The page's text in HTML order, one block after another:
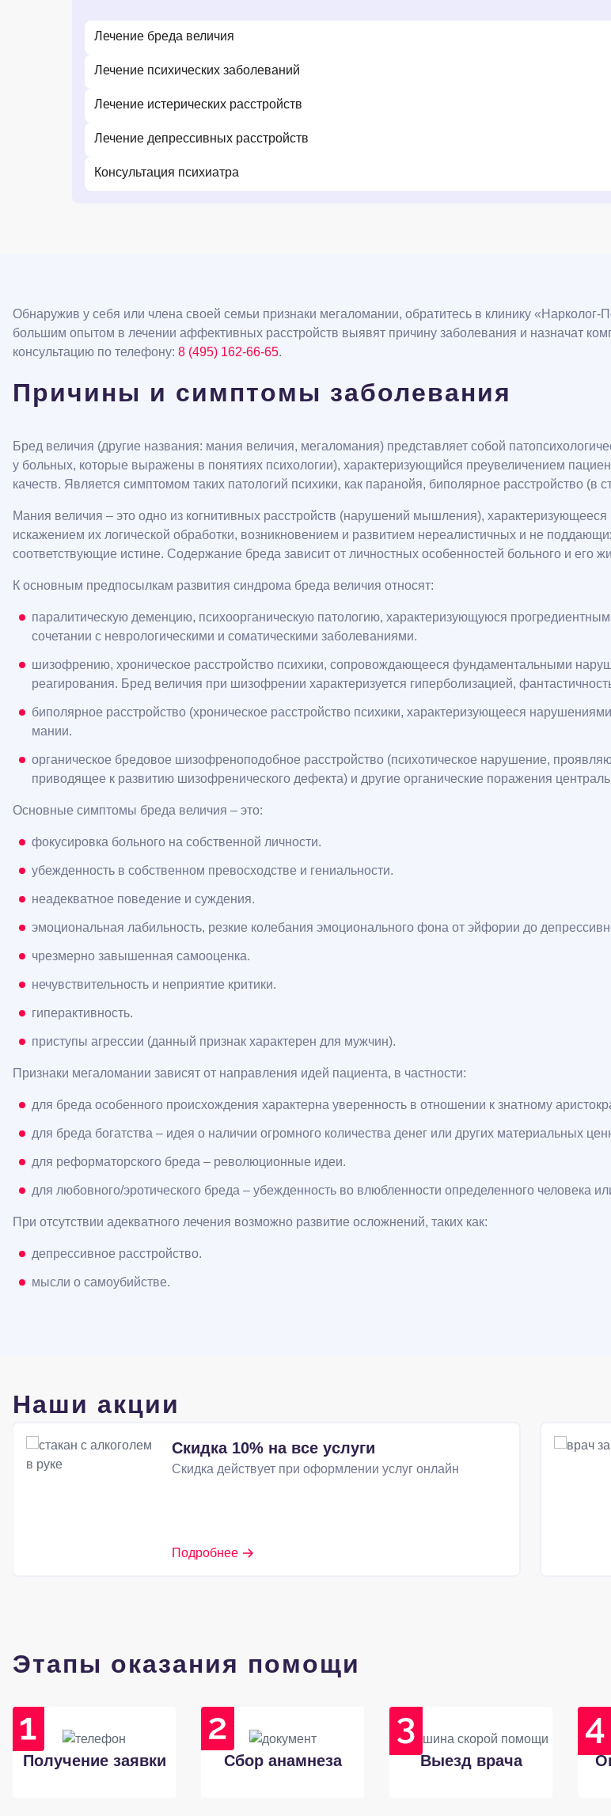
Лечение бреда величия
Лечение психических заболеваний
Лечение истерических расстройств
Лечение депрессивных расстройств
Консультация психиатра
Обнаружив у себя или члена своей семьи признаки мегаломании, обратитесь в клинику
большим опытом в лечении аффективных расстройств выявят причину заболевания и назначат
консультацию по телефону: 8 (495) 162-66-65.
Причины и симптомы заболевания
Бред величия (другие названия: мания величия, мегаломания) представляет собой
у больных, которые выражены в понятиях психологии), характеризующийся преувеличением
качеств. Является симптомом таких патологий психики, как паранойя, биполярное расстройство
Мания величия – это одно из когнитивных расстройств (нарушений мышления),
искажением их логической обработки, возникновением и развитием нереалистичных и не
соответствующие истине. Содержание бреда зависит от личностных особенностей больного и его
К основным предпосылкам развития синдрома бреда величия относят:
паралитическую деменцию, психоорганическую патологию, характеризующуюся
сочетании с неврологическими и соматическими заболеваниями.
шизофрению, хроническое расстройство психики, сопровождающееся фундаментальными
реагирования. Бред величия при шизофрении характеризуется гиперболизацией,
биполярное расстройство (хроническое расстройство психики, характеризующееся
мании.
органическое бредовое шизофреноподобное расстройство (психотическое нарушение,
приводящее к развитию шизофренического дефекта) и другие органические поражения
Основные симптомы бреда величия – это:
фокусировка больного на собственной личности.
убежденность в собственном превосходстве и гениальности.
неадекватное поведение и суждения.
эмоциональная лабильность, резкие колебания эмоционального фона от эйфории до
чрезмерно завышенная самооценка.
нечувствительность и неприятие критики.
гиперактивность.
приступы агрессии (данный признак характерен для мужчин).
Признаки мегаломании зависят от направления идей пациента, в частности:
для бреда особенного происхождения характерна уверенность в отношении к знатному
для бреда богатства – идея о наличии огромного количества денег или других материальных
для реформаторского бреда – революционные идеи.
для любовного/эротического бреда – убежденность во влюбленности определенного человека
При отсутствии адекватного лечения возможно развитие осложнений, таких как:
депрессивное расстройство.
мысли о самоубийстве.
Наши акции
Скидка 10% на все услуги
Скидка действует при оформлении услуг онлайн
Подробнее
Этапы оказания помощи
Получение заявки Сбор анамнеза Выезд врача